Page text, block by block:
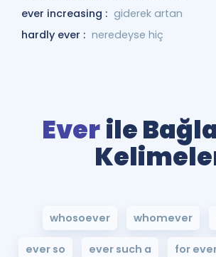
ever increasing : giderek artan
hardly ever : neredeyse hiç
Everile
whosoever whomever
ever so ever such a for